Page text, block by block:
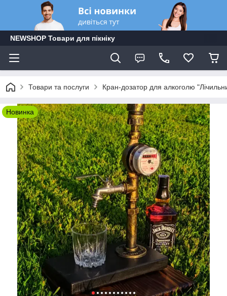
NEWSHOP Товари для пікніку
Товари та послуги Кран-дозатор для алкоголю
Новинка